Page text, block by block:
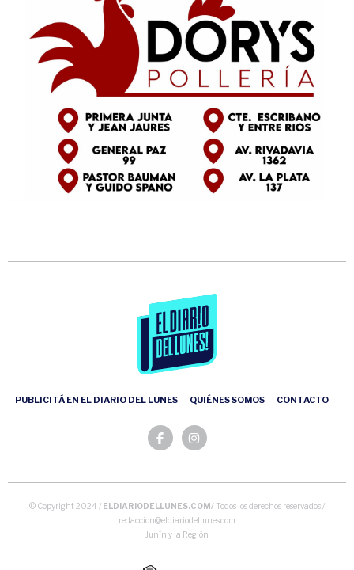
PUBLICITÁ EN EL DIARIO DEL LUNES QUIÉNES SOMOS CONTACTO
© Copyright 2024 / ELDIARIODELLUNES.COM/ Todos los derechos reservados /
redaccion@eldiariodellunes.com
Junín y la Región